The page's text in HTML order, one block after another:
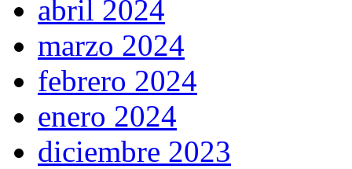
abril 2024
marzo 2024
febrero 2024
enero 2024
diciembre 2023